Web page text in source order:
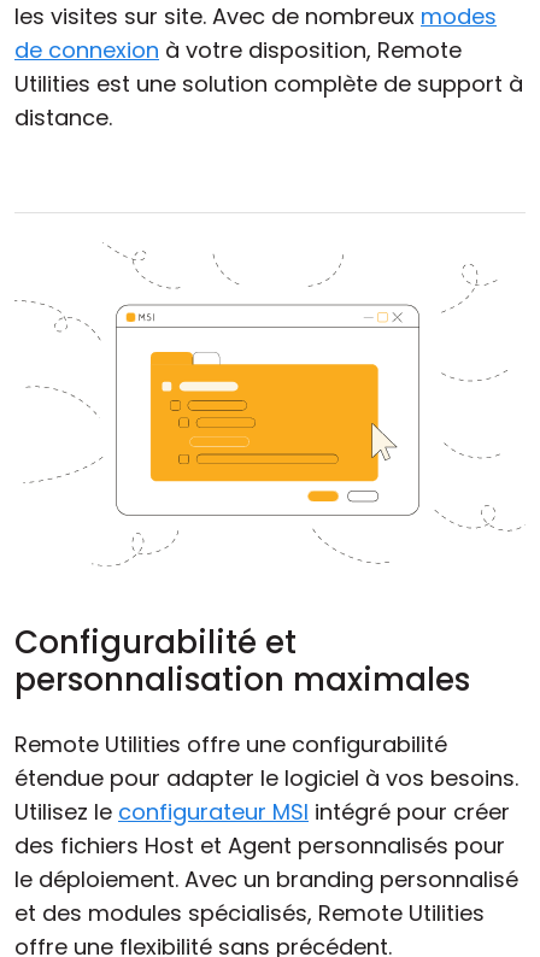
les visites sur site. Avec de nombreux modes
de connexion à votre disposition, Remote
Utilities est une solution complète de support à
distance.
Configurabilité et
personnalisation maximales
Remote Utilities offre une configurabilité
étendue pour adapter le logiciel à vos besoins.
Utilisez le configurateur MSI intégré pour créer
des fichiers Host et Agent personnalisés pour
le déploiement. Avec un branding personnalisé
et des modules spécialisés, Remote Utilities
offre une flexibilité sans précédent.